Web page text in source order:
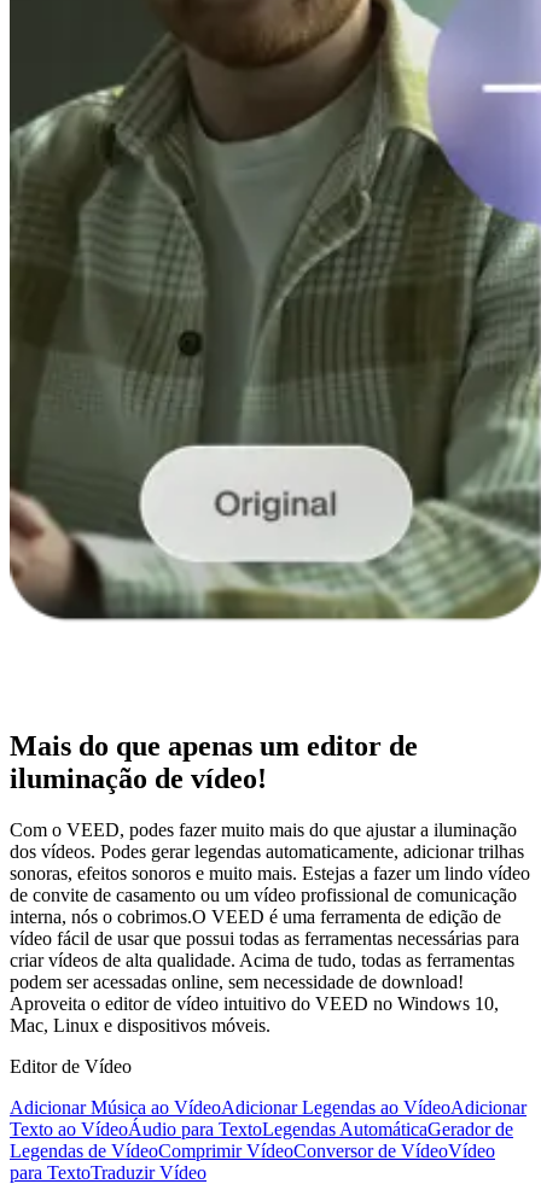
Mais do que apenas um editor de
iluminação de vídeo!
Com o VEED, podes fazer muito mais do que ajustar a iluminação
dos vídeos. Podes gerar legendas automaticamente, adicionar trilhas
sonoras, efeitos sonoros e muito mais. Estejas a fazer um lindo vídeo
de convite de casamento ou um vídeo profissional de comunicação
interna, nós o cobrimos.O VEED é uma ferramenta de edição de
vídeo fácil de usar que possui todas as ferramentas necessárias para
criar vídeos de alta qualidade. Acima de tudo, todas as ferramentas
podem ser acessadas online, sem necessidade de download!
Aproveita o editor de vídeo intuitivo do VEED no Windows 10,
Mac, Linux e dispositivos móveis.
Editor de Vídeo
Adicionar Música ao VídeoAdicionar Legendas ao VídeoAdicionar
Texto ao VídeoÁudio para TextoLegendas AutomáticaGerador de
Legendas de VídeoComprimir VídeoConversor de VídeoVídeo
para TextoTraduzir Vídeo